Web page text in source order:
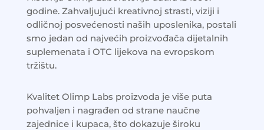
godine. Zahvaljujući kreativnoj strasti, viziji i
odličnoj posvećenosti naših uposlenika, postali
smo jedan od najvećih proizvođača dijetalnih
suplemenata i OTC lijekova na evropskom
tržištu.
Kvalitet Olimp Labs proizvoda je više puta
pohvaljen i nagrađen od strane naučne
zajednice i kupaca, što dokazuje široku